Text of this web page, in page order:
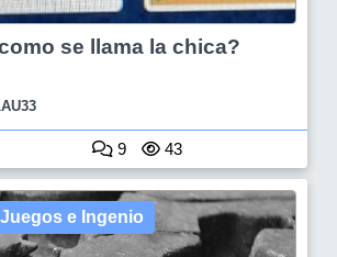
se llama la chica?
9 43
Juegos e Ingenio